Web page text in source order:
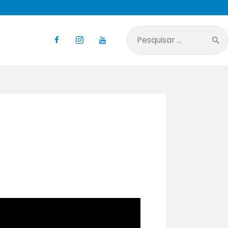
Pesquisar
por: